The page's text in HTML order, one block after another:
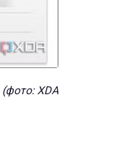
(фото: XDA